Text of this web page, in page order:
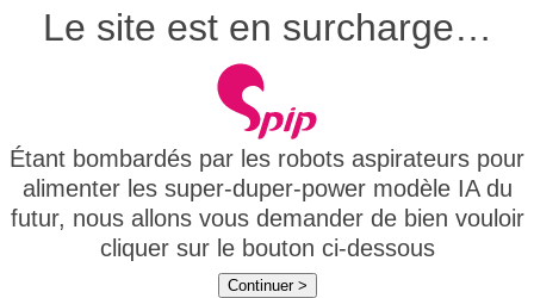
Le site est en surcharge…
Étant bombardés par les robots aspirateurs pour
alimenter les super-duper-power modèle IA du
futur, nous allons vous demander de bien vouloir
cliquer sur le bouton ci-dessous
Continuer >